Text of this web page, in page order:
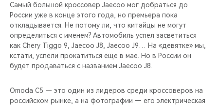
Самый большой кроссовер Jaecoo мог добраться до
России уже в конце этого года, но премьера пока
откладывается. Не потому ли, что китайцы не могут
определиться с именем? Автомобиль успел засветиться
как Chery Tiggo 9, Jaecoo J8, Jaecoo J9… На «девятке» мы,
кстати, успели прокатиться еще в мае. Но в России он
будет продаваться с названием Jaecoo J8.
Omoda С5 — это один из лидеров среди кроссоверов на
российском рынке, а на фотографии — его электрическая